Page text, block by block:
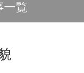
一覧